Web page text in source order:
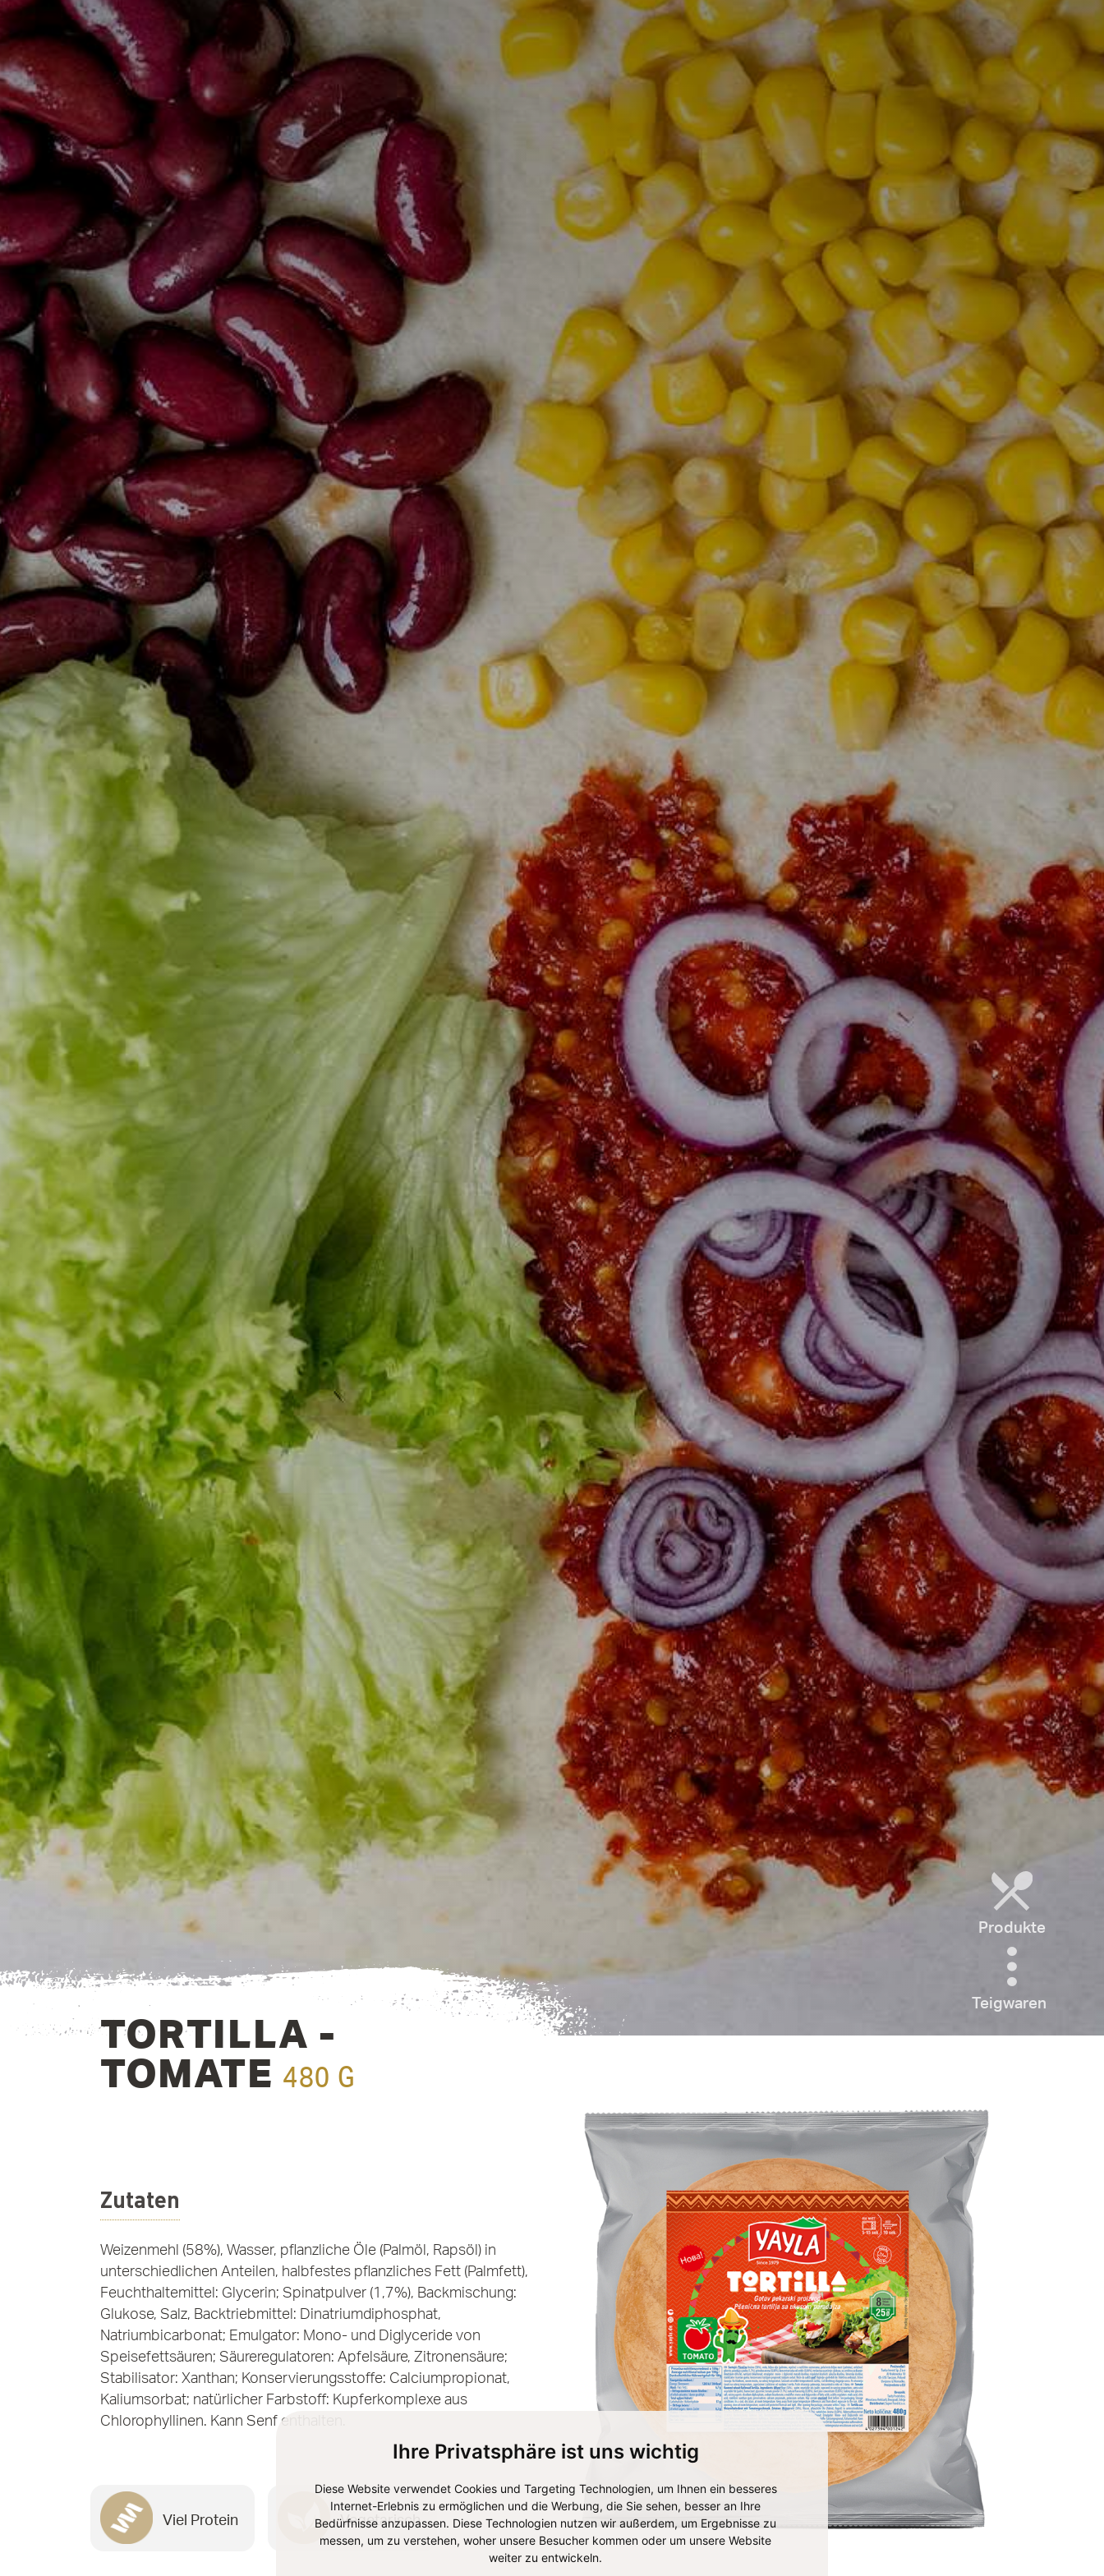
Ihre Privatsphäre ist uns wichtig
Diese Website verwendet Cookies und Targeting Technologien, um Ihnen ein besseres
Internet-Erlebnis zu ermöglichen und die Werbung, die Sie sehen, besser an Ihre
Bedürfnisse anzupassen. Diese Technologien nutzen wir außerdem, um Ergebnisse zu
messen, um zu verstehen, woher unsere Besucher kommen oder um unsere Website
weiter zu entwickeln.
Produkte
Teigwaren
TORTILLA -
TOMATE 480 G
Zutaten
Weizenmehl (58%), Wasser, pflanzliche Öle (Palmöl, Rapsöl) in
unterschiedlichen Anteilen, halbfestes pflanzliches Fett (Palmfett),
Feuchthaltemittel: Glycerin; Spinatpulver (1,7%), Backmischung:
Glukose, Salz, Backtriebmittel: Dinatriumdiphosphat,
Natriumbicarbonat; Emulgator: Mono- und Diglyceride von
Speisefettsäuren; Säureregulatoren: Apfelsäure, Zitronensäure;
Stabilisator: Xanthan; Konservierungsstoffe: Calciumpropionat,
Kaliumsorbat; natürlicher Farbstoff: Kupferkomplexe aus
Chlorophyllinen. Kann Senf enthalten.
Viel Protein Vegetarisch